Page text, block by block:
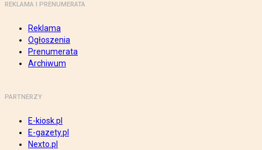
REKLAMA I PRENUMERATA
Reklama
Ogłoszenia
Prenumerata
Archiwum
PARTNERZY
E-kiosk.pl
E-gazety.pl
Nexto.pl